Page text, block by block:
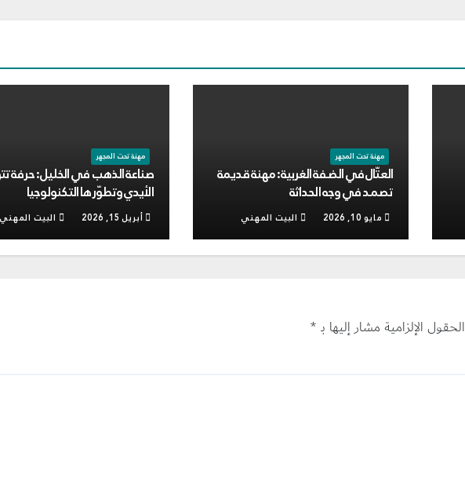
مهنة تحت المجهر
العتّال في الضفة الغربية: مهنة قديمة
تصمد في وجه الحداثة
مايو 10, 2026 البيت المهني
مهنة تحت المجهر
صناعة الذهب في الخليل: حرفة
الأيدي وتطوّرها التكنولوجيا
أبريل 15, 2026 البيت
الحقول الإلزامية مشار إليها بـ *